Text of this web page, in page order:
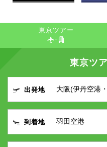
東京ツアー
東京ツ
出発地
到着地